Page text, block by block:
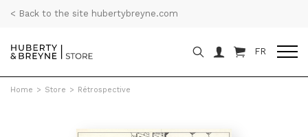
< Back to the site hubertybreyne.com
FR
Home > Store > Rétrospective